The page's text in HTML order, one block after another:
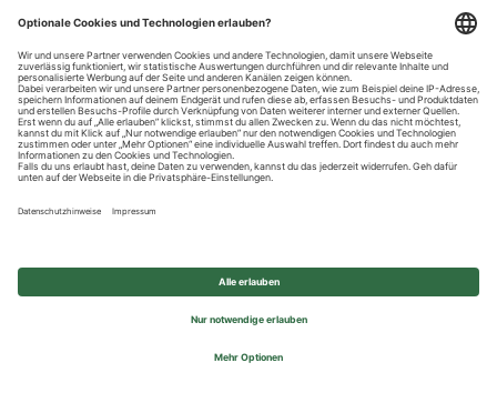
Datenschutzhinweise
Impressum
Privatsphäre-Einstellungen
© 2026 REWE Group - All rights reserved